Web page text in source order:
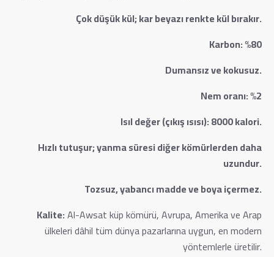
Çok düşük kül; kar beyazı renkte kül bırakır.
Karbon: %80
Dumansız ve kokusuz.
Nem oranı: %2
Isıl değer (çıkış ısısı): 8000 kalori.
Hızlı tutuşur; yanma süresi diğer kömürlerden daha
uzundur.
Tozsuz, yabancı madde ve boya içermez.
Kalite:Al-Awsat küp kömürü, Avrupa, Amerika ve Arap
ülkeleri dâhil tüm dünya pazarlarına uygun, en modern
yöntemlerle üretilir.